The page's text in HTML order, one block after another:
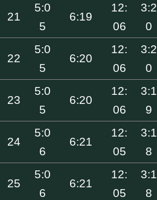
21
5:0
5
6:19
12:
06
3:2
0
22
5:0
5
6:20
12:
06
3:2
0
23
5:0
5
6:20
12:
06
3:1
9
24
5:0
6
6:21
12:
05
3:1
8
25
5:0
6
6:21
12:
05
3:1
8